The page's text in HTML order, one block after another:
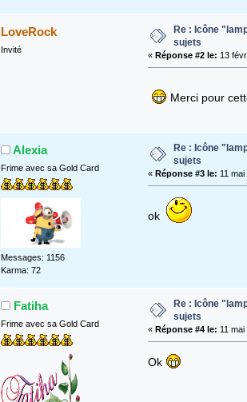
LoveRock
Invité
Re : Icône
sujets
« Réponse #2 le: 13
Merci pour
Alexia
Frime avec sa Gold Card
Messages: 1156
Karma: 72
Re : Icône
sujets
« Réponse #3 le: 11
ok
Fatiha
Frime avec sa Gold Card
Re : Icône
sujets
« Réponse #4 le: 11
Ok